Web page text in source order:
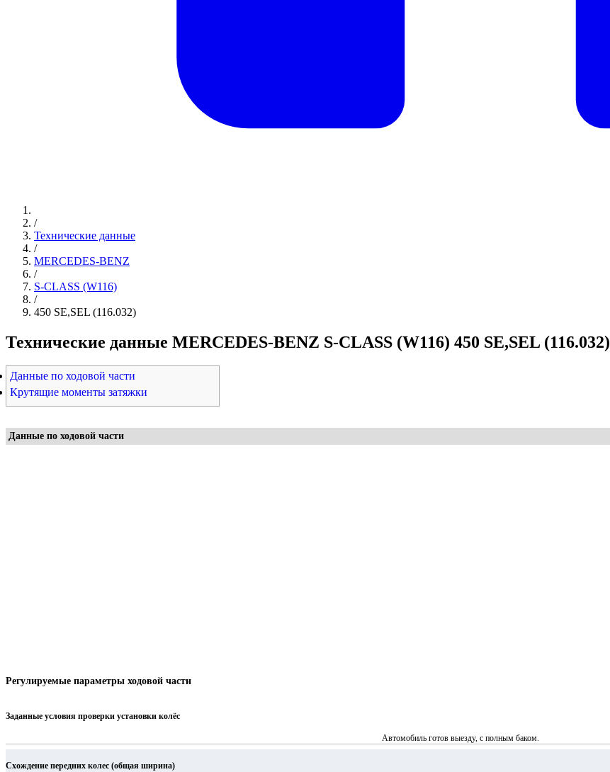
/
Технические данные
/
MERCEDES-BENZ
/
S-CLASS (W116)
/
450 SE,SEL (116.032)
Технические данные MERCEDES-BENZ S-CLASS (W116) 450 SE,SEL (116.032)
Данные по ходовой части
Крутящие моменты затяжки
Данные по ходовой части
Регулируемые параметры ходовой части
Заданные условия проверки установки колёс
Автомобиль готов выезду, с полным баком.
Схождение передних колес (общая ширина)